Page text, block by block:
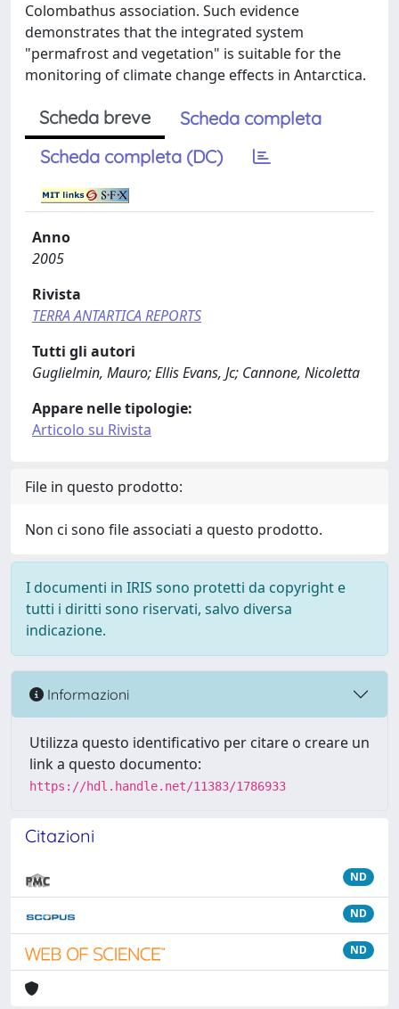
Colombathus association. Such evidence
demonstrates that the integrated system
"permafrost and vegetation" is suitable for the
monitoring of climate change effects in Antarctica.
Scheda breve
Scheda completa
Scheda completa (DC)
Anno
2005
Rivista
TERRA ANTARTICA REPORTS
Tutti gli autori
Guglielmin, Mauro; Ellis Evans, Jc; Cannone, Nicoletta
Appare nelle tipologie:
Articolo su Rivista
File in questo prodotto:
Non ci sono file associati a questo prodotto.
I documenti in IRIS sono protetti da copyright e
tutti i diritti sono riservati, salvo diversa
indicazione.
Informazioni
Utilizza questo identificativo per citare o creare un
link a questo documento:
https://hdl.handle.net/11383/1786933
Citazioni
ND
ND
ND